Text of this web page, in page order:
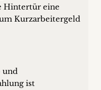
Hintertür eine
Kurzarbeitergeld
und
ist